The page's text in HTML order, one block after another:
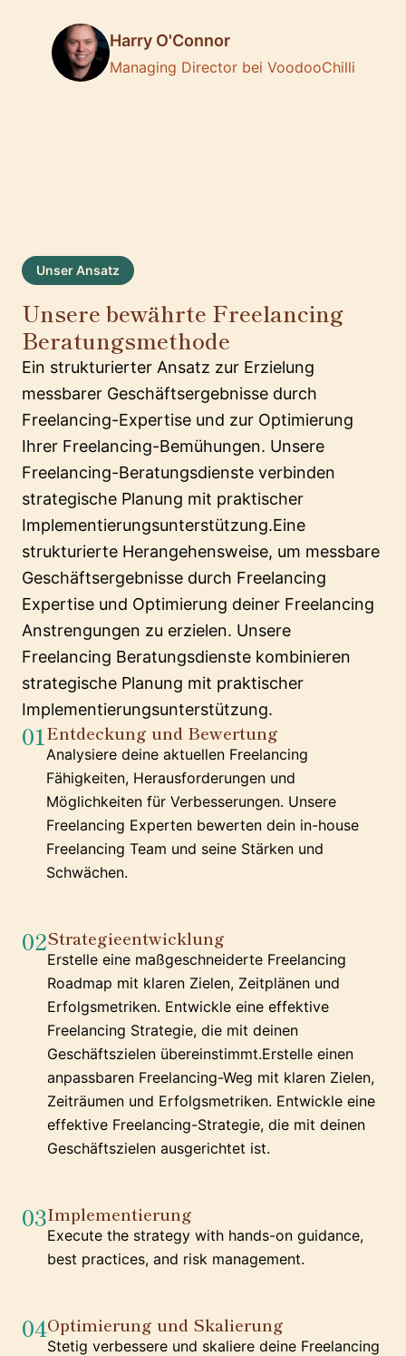
Harry O'Connor
Managing Director bei VoodooChilli
Unser Ansatz
Unsere bewährte Freelancing
Beratungsmethode
Ein strukturierter Ansatz zur Erzielung
messbarer Geschäftsergebnisse durch
Freelancing-Expertise und zur Optimierung
Ihrer Freelancing-Bemühungen. Unsere
Freelancing-Beratungsdienste verbinden
strategische Planung mit praktischer
Implementierungsunterstützung.Eine
strukturierte Herangehensweise, um messbare
Geschäftsergebnisse durch Freelancing
Expertise und Optimierung deiner Freelancing
Anstrengungen zu erzielen. Unsere
Freelancing Beratungsdienste kombinieren
strategische Planung mit praktischer
Implementierungsunterstützung.
01Entdeckung und Bewertung
Analysiere deine aktuellen Freelancing
Fähigkeiten, Herausforderungen und
Möglichkeiten für Verbesserungen. Unsere
Freelancing Experten bewerten dein in-house
Freelancing Team und seine Stärken und
Schwächen.
02Strategieentwicklung
Erstelle eine maßgeschneiderte Freelancing
Roadmap mit klaren Zielen, Zeitplänen und
Erfolgsmetriken. Entwickle eine effektive
Freelancing Strategie, die mit deinen
Geschäftszielen übereinstimmt.Erstelle einen
anpassbaren Freelancing-Weg mit klaren Zielen,
Zeiträumen und Erfolgsmetriken. Entwickle eine
effektive Freelancing-Strategie, die mit deinen
Geschäftszielen ausgerichtet ist.
03Implementierung
Execute the strategy with hands-on guidance,
best practices, and risk management.
04Optimierung und Skalierung
Stetig verbessere und skaliere deine Freelancing